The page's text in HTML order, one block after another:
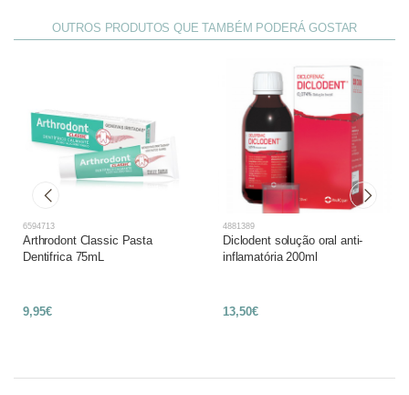
OUTROS PRODUTOS QUE TAMBÉM PODERÁ GOSTAR
6594713
Arthrodont Classic Pasta
Dentifrica 75mL
9,95€
4881389
Diclodent solução oral anti-
inflamatória 200ml
13,50€